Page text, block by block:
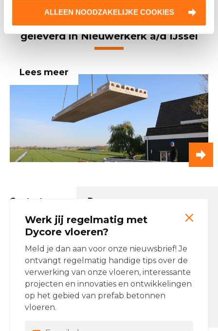
ALLEEN NOODZAKELIJKE COOKIES
Eerste vernieuwde leidingplaatvloer
geleverd in Nieuwerkerk a/d IJssel
Lees meer
Contactgegevens Dycore
Email:info@dycore.nl
(0)162 477 477
Onze producten
Breedplaatvloeren
Ribbenvloeren
Dycore op Social Media
Werk jij regelmatig met
Dycore vloeren?
Meld je dan aan voor onze nieuwsbrief! Je
ontvangt regelmatig handige tips over de
verwerking van onze vloeren, interessante
projecten en innovaties en ontwikkelingen
op het gebied van prefab betonnen
vloeren.